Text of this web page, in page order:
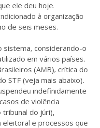
ele deu hoje.
à organização
de seis meses.
sistema, considerando-o
em vários países.
(AMB), crítica do
STF (veja mais abaixo).
indefinidamente
de violência
tribunal do júri),
e processos que